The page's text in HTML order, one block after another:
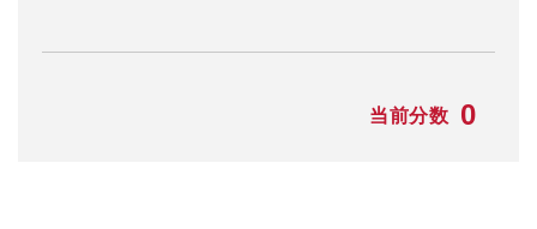
当前分数 0